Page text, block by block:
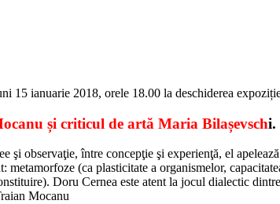
15 ianuarie 2018, orele 18.00 la deschiderea
și criticul de artă Maria Bilașevschi.
şi observaţie, între concepţie şi experienţă, el
metamorfoze (ca plasticitate a organismelor,
Doru Cernea este atent la jocul dialectic
Mocanu